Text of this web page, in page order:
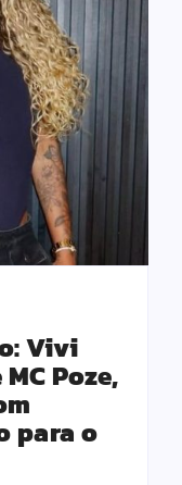
Vivi
Poze,
para o